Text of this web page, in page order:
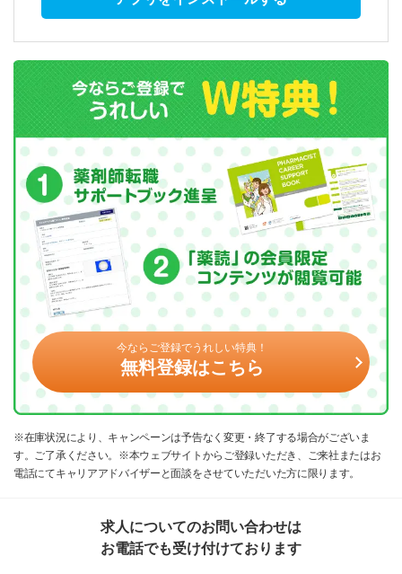
今ならご登録でうれしい特典！
無料登録はこちら
※在庫状況により、キャンペーンは予告なく変更・終了する場合がございま
す。ご了承ください。※本ウェブサイトからご登録いただき、ご来社またはお
電話にてキャリアアドバイザーと面談をさせていただいた方に限ります。
求人についてのお問い合わせは
お電話でも受け付けております